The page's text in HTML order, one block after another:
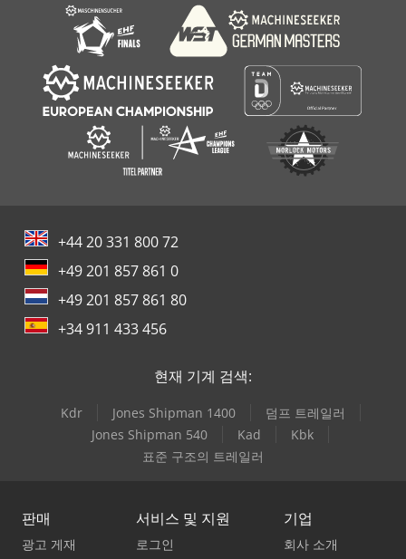
+44 20 331 800 72
+49 201 857 861 0
+49 201 857 861 80
+34 911 433 456
현재 기계 검색:
Kdr Jones Shipman 1400
덤프 트레일러
Jones Shipman 540
Kad
Kbk
표준 구조의 트레일러
판매
광고 게재
서비스 및 지원
로그인
기업
회사 소개